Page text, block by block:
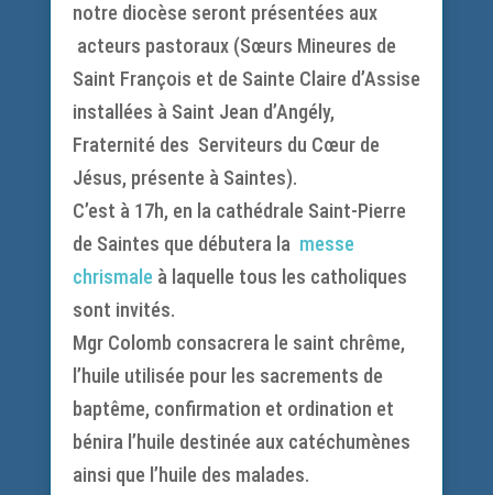
notre diocèse seront présentées aux
acteurs pastoraux (Sœurs Mineures de
Saint François et de Sainte Claire d’Assise
installées à Saint Jean d’Angély,
Fraternité des Serviteurs du Cœur de
Jésus, présente à Saintes).
C’est à 17h, en la cathédrale Saint-Pierre
de Saintes que débutera la messe
chrismale à laquelle tous les catholiques
sont invités.
Mgr Colomb consacrera le saint chrême,
l’huile utilisée pour les sacrements de
baptême, confirmation et ordination et
bénira l’huile destinée aux catéchumènes
ainsi que l’huile des malades.